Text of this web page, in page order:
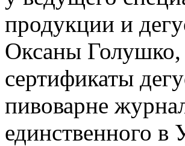
продукции и
Оксаны Голушко,
сертификаты
пивоварне
единственного в